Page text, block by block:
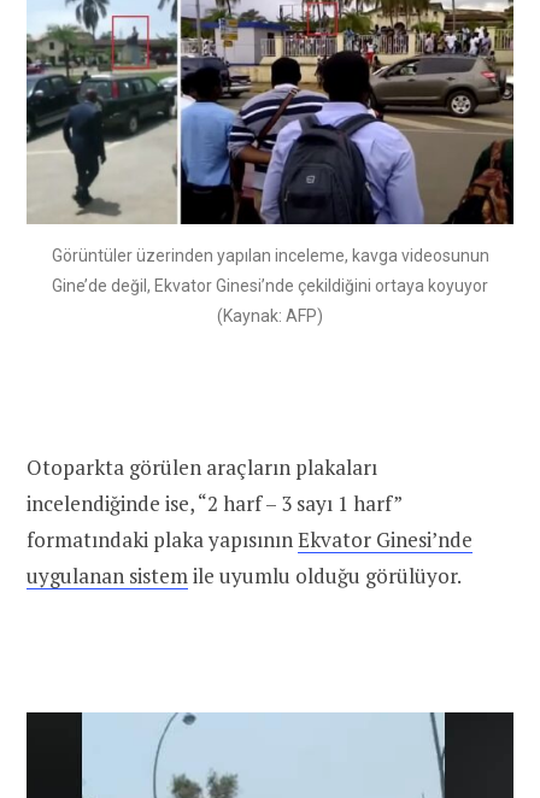
Görüntüler üzerinden yapılan inceleme, kavga videosunun
Gine’de değil, Ekvator Ginesi’nde çekildiğini ortaya koyuyor
(Kaynak: AFP)
Otoparkta görülen araçların plakaları
incelendiğinde ise, “2 harf – 3 sayı 1 harf”
formatındaki plaka yapısınınEkvator Ginesi’nde
uygulanan sistemile uyumlu olduğu görülüyor.